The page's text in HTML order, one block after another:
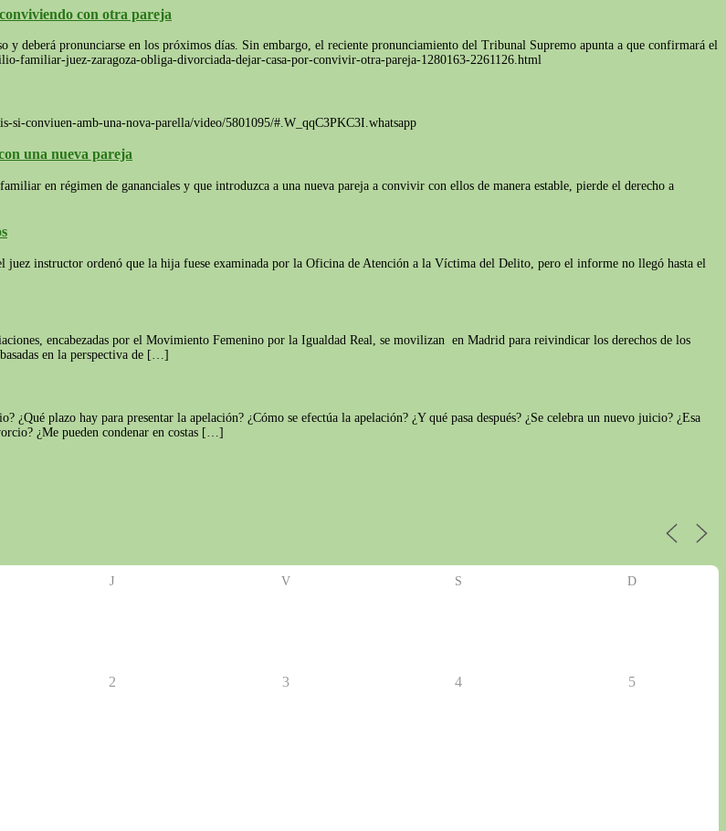
con otra pareja
deberá pronunciarse en los próximos días. Sin embargo, el reciente pronunciamiento del Tribunal Supremo apunta a que confirmará el
juez-zaragoza-obliga-divorciada-dejar-casa-por-convivir-otra-pareja-1280163-2261126.html
conviuen-amb-una-nova-parella/video/5801095/#.W_qqC3PKC3I.whatsapp
una nueva pareja
en régimen de gananciales y que introduzca a una nueva pareja a convivir con ellos de manera estable, pierde el derecho a
juez instructor ordenó que la hija fuese examinada por la Oficina de Atención a la Víctima del Delito, pero el informe no llegó hasta el
encabezadas por el Movimiento Femenino por la Igualdad Real, se movilizan en Madrid para reivindicar los derechos de los
en la perspectiva de […]
plazo hay para presentar la apelación? ¿Cómo se efectúa la apelación? ¿Y qué pasa después? ¿Se celebra un nuevo juicio? ¿Esa
¿Me pueden condenar en costas […]
J V S D
2 3 4 5